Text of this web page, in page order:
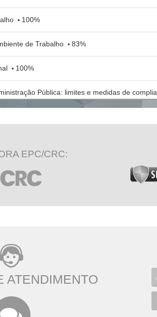
• 100%
de Trabalho • 83%
• 100%
Pública: limites e medidas de
EPC/CRC:
ATENDIMENTO